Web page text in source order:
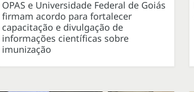
OPAS e Universidade Federal de Goiás
firmam acordo para fortalecer
capacitação e divulgação de
informações científicas sobre
imunização